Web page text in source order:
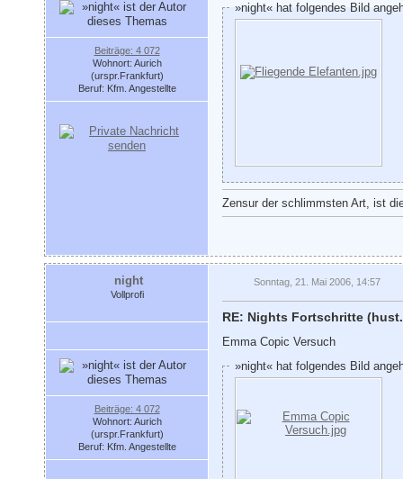
Beiträge: 4 072
Wohnort: Aurich
(urspr.Frankfurt)
Beruf: Kfm. Angestellte
»night« hat folgendes Bild
Zensur der schlimmsten Art, ist
night
Vollprofi
Beiträge: 4 072
Wohnort: Aurich
(urspr.Frankfurt)
Beruf: Kfm. Angestellte
Sonntag, 21. Mai 2006, 14:57
RE: Nights Fortschritte
Emma Copic Versuch
»night« hat folgendes Bild